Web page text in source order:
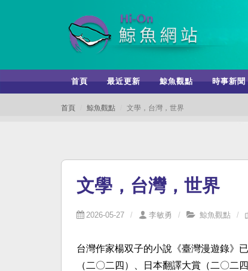
首頁 最近更新 鯨魚觀點 時事新聞
首頁 鯨魚觀點 文學，台灣，世界
文學，台灣，世界
2026-05-27 李敏勇 鯨魚觀點
台灣作家楊双子的小說《臺灣漫遊錄》
（二〇二四）、日本翻譯大賞（二〇二